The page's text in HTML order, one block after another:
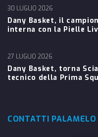
Dany Basket, il
interna con la Pielle
30 LUGLIO 2026
Dany Basket, torna
tecnico della Prima
27 LUGLIO 2026
CONTATTI PALAMELO